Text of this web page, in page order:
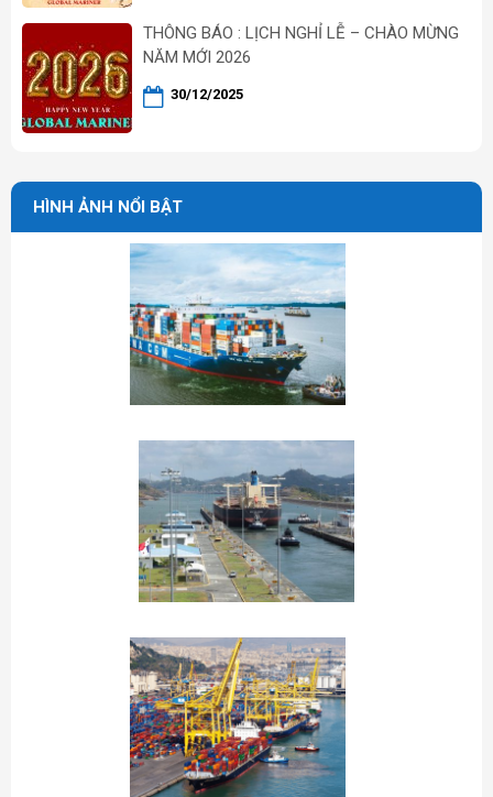
THÔNG BÁO : LỊCH NGHỈ LỄ – CHÀO MỪNG
NĂM MỚI 2026
30/12/2025
HÌNH ẢNH NỔI BẬT